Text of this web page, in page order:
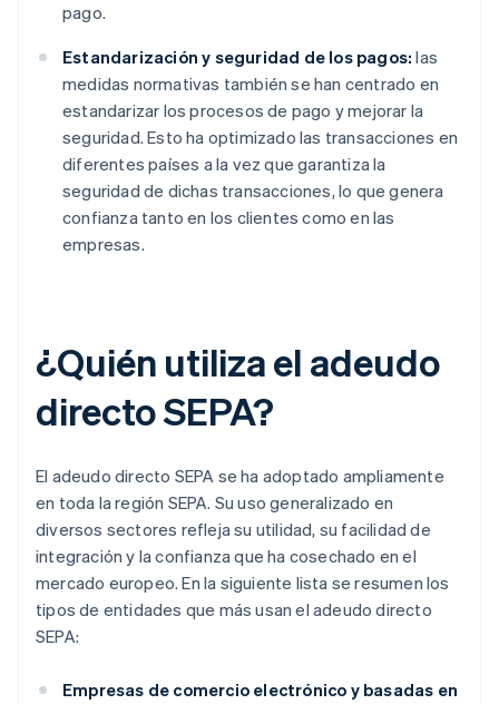
pago.
Estandarización y seguridad de los pagos: las
medidas normativas también se han centrado en
estandarizar los procesos de pago y mejorar la
seguridad. Esto ha optimizado las transacciones en
diferentes países a la vez que garantiza la
seguridad de dichas transacciones, lo que genera
confianza tanto en los clientes como en las
empresas.
¿Quién utiliza el adeudo
directo SEPA?
El adeudo directo SEPA se ha adoptado ampliamente
en toda la región SEPA. Su uso generalizado en
diversos sectores refleja su utilidad, su facilidad de
integración y la confianza que ha cosechado en el
mercado europeo. En la siguiente lista se resumen los
tipos de entidades que más usan el adeudo directo
SEPA:
Empresas de comercio electrónico y basadas en